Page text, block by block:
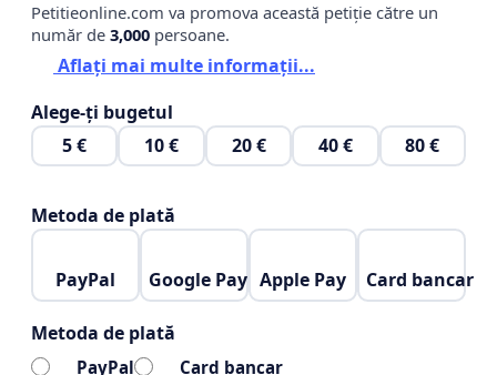
Petitieonline.com va promova această petiție către un
număr de 3,000 persoane.
Aflați mai multe informații...
Alege-ți bugetul
5 €
10 € 20 € 40 € 80 €
Metoda de plată
PayPal Google Pay Apple Pay Card bancar
Metoda de plată
PayPal Card bancar